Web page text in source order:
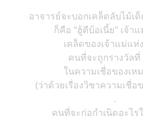
อาจารย์จะบอกเคล็ดลับไม้เ
ก็คือ “ฮู้ตีบ้อเนี้ย” เจ้า
เคล็ดของเจ้าแม่แห่
คนที่จะถูกรางวัลที่
ในความเชื่อของเห
(ว่าด้วยเรื่องวิชาความเชื่อ
.
คนที่จะก่อกำเนิดอะไร